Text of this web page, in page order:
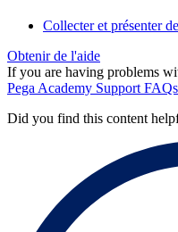
Collecter et présenter
Obtenir de l'aide
If you are having problems
Pega Academy Support FAQs
Did you find this content